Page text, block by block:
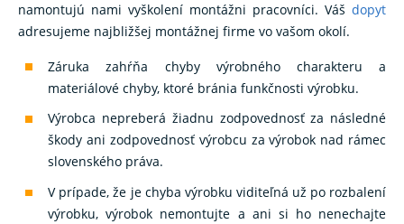
namontujú nami vyškolení montážni pracovníci. Váš dopyt
adresujeme najbližšej montážnej firme vo vašom okolí.
Záruka zahŕňa chyby výrobného charakteru a
materiálové chyby, ktoré bránia funkčnosti výrobku.
Výrobca nepreberá žiadnu zodpovednosť za následné
škody ani zodpovednosť výrobcu za výrobok nad rámec
slovenského práva.
V prípade, že je chyba výrobku viditeľná už po rozbalení
výrobku, výrobok nemontujte a ani si ho nenechajte